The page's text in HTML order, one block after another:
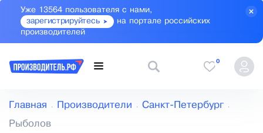
Уже 13564 пользователя с нами,
зарегистрируйтесь
на портале российских
производителей
0
Главная Производители Санкт-Петербург
Рыболов